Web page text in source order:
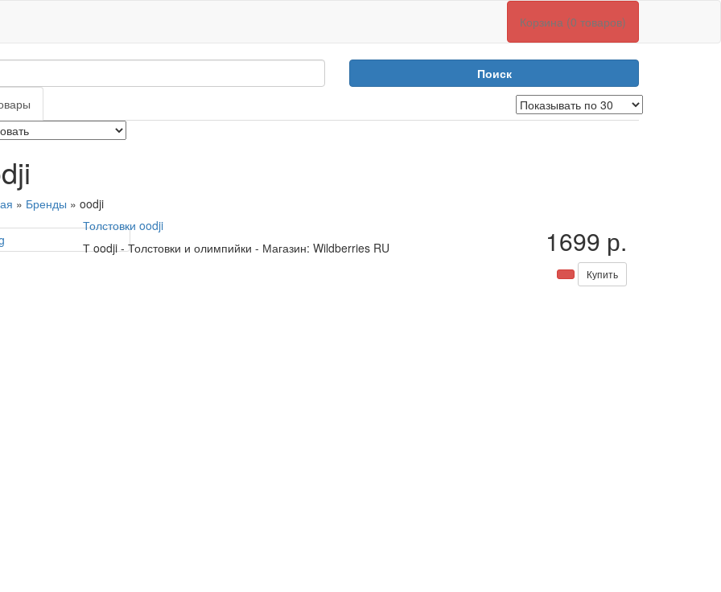
Корзина (0 товаров)
Поиск
» Бренды » oodji
Толстовки oodji
Тoodji-Толстовки и олимпийки - Магазин: Wildberries RU 1699 р.
Купить